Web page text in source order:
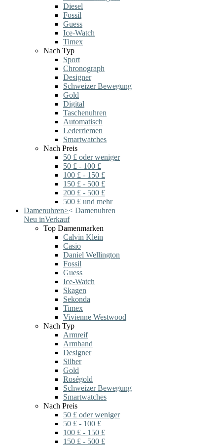
Diesel
Fossil
Guess
Ice-Watch
Timex
Nach Typ
Sport
Chronograph
Designer
Schweizer Bewegung
Gold
Digital
Taschenuhren
Automatisch
Lederriemen
Smartwatches
Nach Preis
50 £ oder weniger
50 £ - 100 £
100 £ - 150 £
150 £ - 500 £
200 £ - 500 £
500 £ und mehr
Damenuhren>< Damenuhren
Neu inVerkauf
Top Damenmarken
Calvin Klein
Casio
Daniel Wellington
Fossil
Guess
Ice-Watch
Skagen
Sekonda
Timex
Vivienne Westwood
Nach Typ
Armreif
Armband
Designer
Silber
Gold
Roségold
Schweizer Bewegung
Smartwatches
Nach Preis
50 £ oder weniger
50 £ - 100 £
100 £ - 150 £
150 £ - 500 £